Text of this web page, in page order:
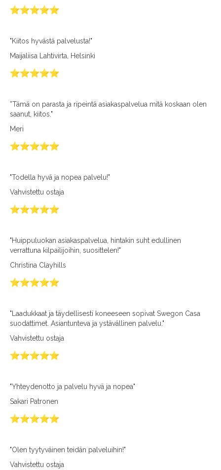
"Kiitos hyvästä palvelusta!"
Maijaliisa Lahtivirta, Helsinki
”Tämä on parasta ja ripeintä asiakaspalvelua mitä koskaan olen
saanut, kiitos."
Meri
"Todella hyvä ja nopea palvelu!"
Vahvistettu ostaja
"Huippuluokan asiakaspalvelua, hintakin suht edullinen
verrattuna kilpailijoihin, suosittelen!"
Christina Clayhills
"Laadukkaat ja täydellisesti koneeseen sopivat Swegon Casa
suodattimet. Asiantunteva ja ystävällinen palvelu."
Vahvistettu ostaja
"Yhteydenotto ja palvelu hyvä ja nopea"
Sakari Patronen
"Olen tyytyväinen teidän palveluihin!"
Vahvistettu ostaja